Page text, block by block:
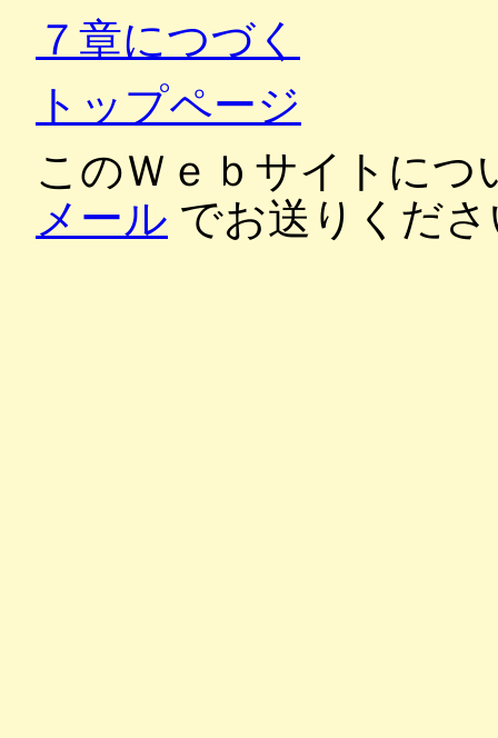
７章につづく
トップページ
このＷｅｂサイトにつ
メール でお送りくだ